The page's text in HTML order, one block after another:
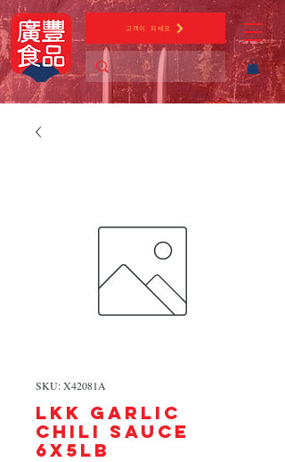
고객이 되세요
SKU: X42081A
LKK GARLIC
CHILI SAUCE
6x5lb